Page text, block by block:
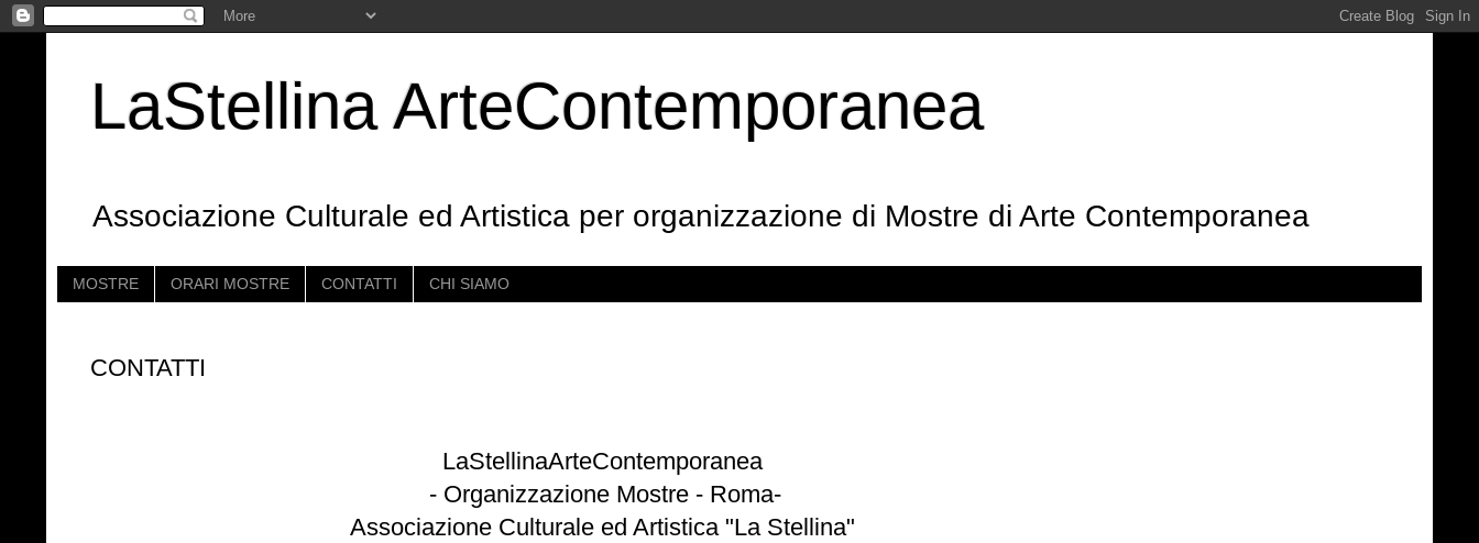
LaStellina ArteContemporanea
Associazione Culturale ed Artistica per organizzazione di Mostre di Arte Contemporanea
MOSTRE ORARI MOSTRE CONTATTI CHI SIAMO
CONTATTI
LaStellinaArteContemporanea
- Organizzazione Mostre - Roma-
Associazione Culturale ed Artistica "La Stellina"